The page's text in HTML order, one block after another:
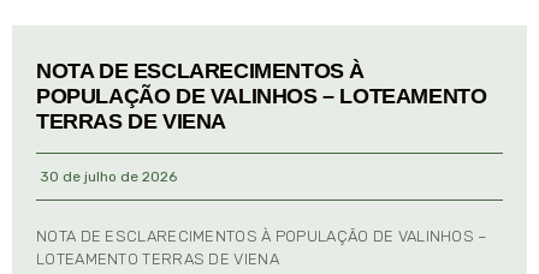
NOTA DE ESCLARECIMENTOS À
POPULAÇÃO DE VALINHOS – LOTEAMENTO
TERRAS DE VIENA
30 de julho de 2026
NOTA DE ESCLARECIMENTOS À POPULAÇÃO DE VALINHOS –
LOTEAMENTO TERRAS DE VIENA